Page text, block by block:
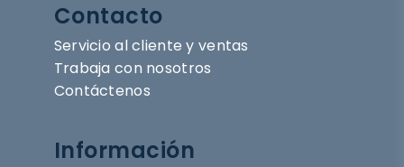
Contacto
Servicio al cliente y ventas
Trabaja con nosotros
Contáctenos
Información